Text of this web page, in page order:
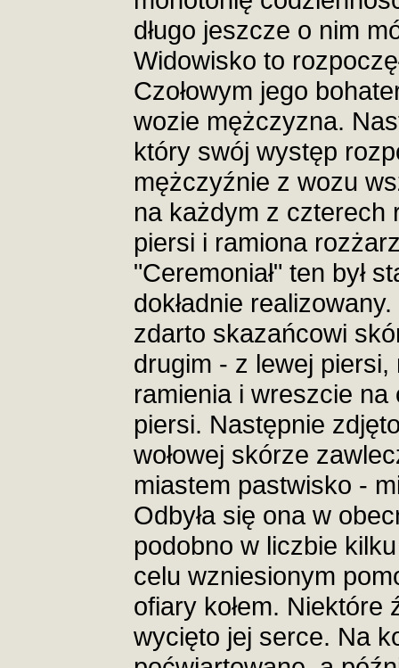
długo jeszcze o nim
Widowisko to
Czołowym jego
wozie mężczyzna.
który swój występ
mężczyźnie z wozu
na każdym z czterech
piersi i ramiona
"Ceremoniał" ten był
dokładnie
zdarto skazańcowi
drugim - z lewej
ramienia i wreszcie
piersi. Następnie
wołowej skórze
miastem pastwisko -
Odbyła się ona w
podobno w liczbie
celu wzniesionym
ofiary kołem. Niektóre
wycięto jej serce. Na